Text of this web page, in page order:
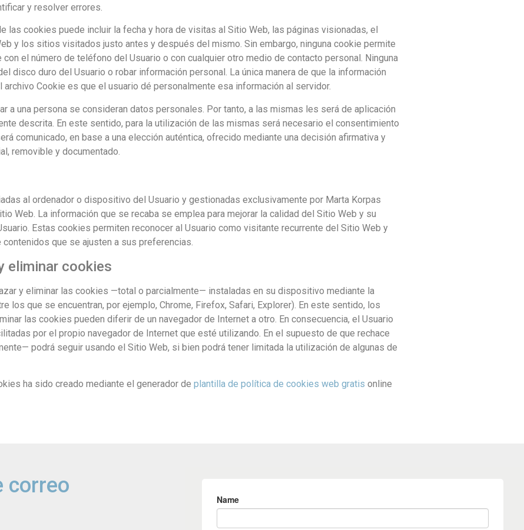
y resolver errores.
las cookies puede incluir la fecha y hora de visitas al Sitio Web, las páginas visionadas, el
y los sitios visitados justo antes y después del mismo. Sin embargo, ninguna cookie permite
el número de teléfono del Usuario o con cualquier otro medio de contacto personal. Ninguna
disco duro del Usuario o robar información personal. La única manera de que la información
Cookie es que el usuario dé personalmente esa información al servidor.
a una persona se consideran datos personales. Por tanto, a las mismas les será de aplicación
descrita. En este sentido, para la utilización de las mismas será necesario el consentimiento
comunicado, en base a una elección auténtica, ofrecido mediante una decisión afirmativa y
removible y documentado.
al ordenador o dispositivo del Usuario y gestionadas exclusivamente por Marta Korpas
Web. La información que se recaba se emplea para mejorar la calidad del Sitio Web y su
Estas cookies permiten reconocer al Usuario como visitante recurrente del Sitio Web y
que se ajusten a sus preferencias.
eliminar cookies
y eliminar las cookies —total o parcialmente— instaladas en su dispositivo mediante la
los que se encuentran, por ejemplo, Chrome, Firefox, Safari, Explorer). En este sentido, los
las cookies pueden diferir de un navegador de Internet a otro. En consecuencia, el Usuario
por el propio navegador de Internet que esté utilizando. En el supuesto de que rechace
podrá seguir usando el Sitio Web, si bien podrá tener limitada la utilización de algunas de
ha sido creado mediante el generador de plantilla de política de cookies web gratis online
correo